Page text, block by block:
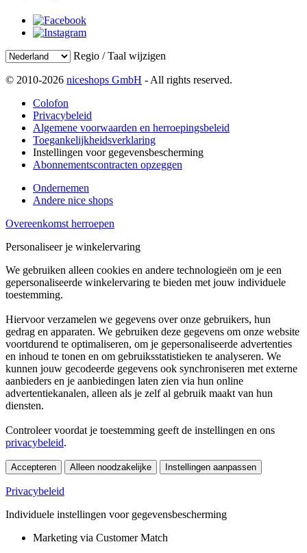
Regio / Taal wijzigen
© 2010-2026 niceshops GmbH - All rights reserved.
Colofon
Privacybeleid
Algemene voorwaarden en herroepingsbeleid
Toegankelijkheidsverklaring
Instellingen voor gegevensbescherming
Abonnementscontracten opzeggen
Ondernemen
Andere nice shops
Overeenkomst herroepen
Personaliseer je winkelervaring
We gebruiken alleen cookies en andere technologieën om je een
gepersonaliseerde winkelervaring te bieden met jouw individuele
toestemming.
Hiervoor verzamelen we gegevens over onze gebruikers, hun
gedrag en apparaten. We gebruiken deze gegevens om onze website
voortdurend te optimaliseren, om je gepersonaliseerde advertenties
en inhoud te tonen en om gebruiksstatistieken te analyseren. We
kunnen jouw gecodeerde gegevens ook synchroniseren met externe
aanbieders en je aanbiedingen laten zien via hun online
advertentiekanalen, alleen als je zelf al gebruik maakt van hun
diensten.
Controleer voordat je toestemming geeft de instellingen en ons
privacybeleid.
Accepteren Alleen noodzakelijke Instellingen aanpassen
Privacybeleid
Individuele instellingen voor gegevensbescherming
Marketing via Customer Match